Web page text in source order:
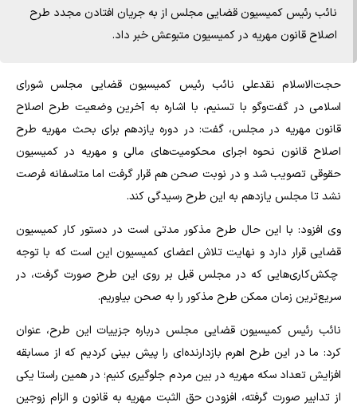
نائب رئیس کمیسیون قضایی مجلس از به جریان افتادن مجدد طرح
اصلاح قانون مهریه در کمیسیون متبوعش خبر داد.
حجت‌الاسلام نقدعلی نائب رئیس کمیسیون قضایی مجلس شورای
اسلامی در گفت‌وگو با تسنیم، با اشاره به آخرین وضعیت طرح اصلاح
قانون مهریه در مجلس، گفت: در دوره یازدهم برای بحث مهریه طرح
اصلاح قانون نحوه اجرای محکومیت‌های مالی و مهریه در کمیسیون
حقوقی تصویب شد و در نوبت صحن هم قرار گرفت اما متاسفانه فرصت
نشد تا مجلس یازدهم به این طرح رسیدگی کند.
وی افزود: با این حال طرح مذکور مدتی است در دستور کار کمیسیون
قضایی قرار دارد و نهایت تلاش اعضای کمیسیون این است که با توجه
چکش‌کاری‌هایی که در مجلس قبل بر روی این طرح صورت گرفت، در
سریع‌ترین زمان ممکن طرح مذکور را به صحن بیاوریم.
نائب رئیس‌ کمیسیون قضایی مجلس درباره جزییات این طرح، عنوان
کرد: ما در این طرح اهرم بازدارنده‌ای را پیش بینی کردیم که از مسابقه
افزایش تعداد سکه مهریه در بین مردم جلوگیری کنیم؛ در همین راستا یکی
از تدابیر صورت گرفته، افزودن حق الثبت مهریه به قانون و الزام زوجین